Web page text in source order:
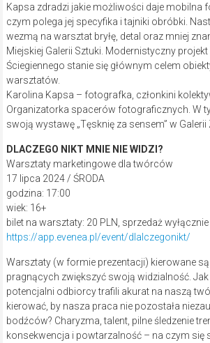
Kapsa zdradzi jakie możliwości daje mobilna
czym polega jej specyfika i tajniki obróbki.
wezmą na warsztat bryłę, detal oraz mniej
Miejskiej Galerii Sztuki. Modernistyczny projekt
Ściegiennego stanie się głównym celem
warsztatów.
Karolina Kapsa – fotografka, członkini
Organizatorka spacerów fotograficznych. W
swoją wystawę „Tęsknię za sensem” w Galerii
DLACZEGO NIKT MNIE NIE WIDZI?
Warsztaty marketingowe dla twórców
17 lipca 2024 / ŚRODA
godzina: 17:00
wiek: 16+
bilet na warsztaty: 20 PLN, sprzedaż
https://app.evenea.pl/event/dlalczegonikt/
Warsztaty (w formie prezentacji) kierowane
pragnących zwiększyć swoją widzialność.
potencjalni odbiorcy trafili akurat na naszą
kierować, by nasza praca nie pozostała
bodźców? Charyzma, talent, pilne śledzenie
konsekwencja i powtarzalność – na czym się